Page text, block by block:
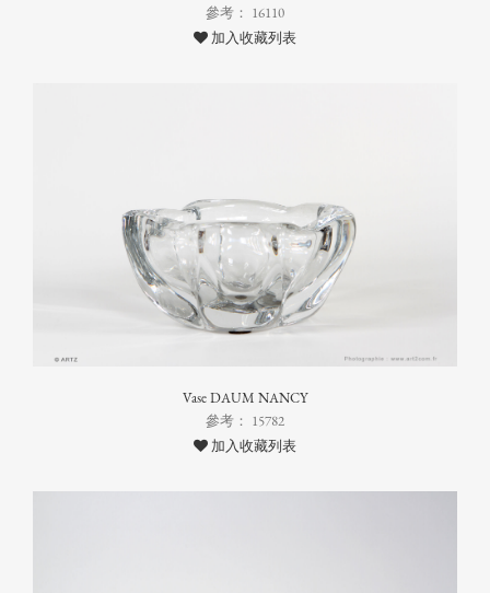
參考： 16110
加入收藏列表
Vase DAUM NANCY
參考： 15782
加入收藏列表